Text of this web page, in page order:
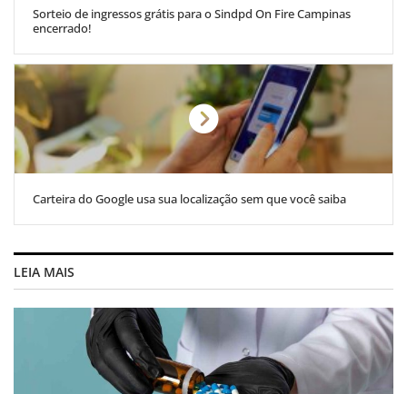
Sorteio de ingressos grátis para o Sindpd On Fire Campinas
encerrado!
Carteira do Google usa sua localização sem que você saiba
LEIA MAIS